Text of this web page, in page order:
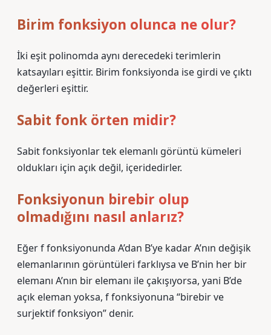
Birim fonksiyon olunca ne olur?
İki eşit polinomda aynı derecedeki terimlerin
katsayıları eşittir. Birim fonksiyonda ise girdi ve çıktı
değerleri eşittir.
Sabit fonk örten midir?
Sabit fonksiyonlar tek elemanlı görüntü kümeleri
oldukları için açık değil, içeridedirler.
Fonksiyonun birebir olup
olmadığını nasıl anlarız?
Eğer f fonksiyonunda A’dan B’ye kadar A’nın değişik
elemanlarının görüntüleri farklıysa ve B’nin her bir
elemanı A’nın bir elemanı ile çakışıyorsa, yani B’de
açık eleman yoksa, f fonksiyonuna “birebir ve
surjektif fonksiyon” denir.